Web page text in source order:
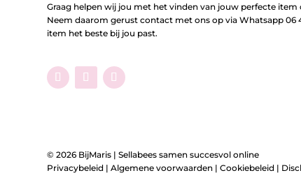
Graag helpen wij jou met het vinden van jouw perfecte
Neem daarom gerust contact met ons op via Whatsapp 06
item het beste bij jou past.
© 2026 BijMaris |Sellabees samen succesvol online
Privacybeleid |Algemene voorwaarden |Cookiebeleid |